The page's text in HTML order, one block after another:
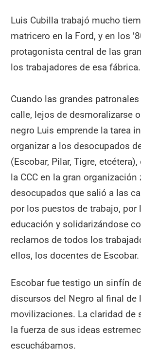
Luis Cubilla trabajó mucho
matricero en la Ford, y en los
protagonista central de las
los trabajadores de esa fábrica.
Cuando las grandes
calle, lejos de desmoralizarse
negro Luis emprende la tarea
organizar a los desocupados
(Escobar, Pilar, Tigre,
la CCC en la gran organización
desocupados que salió a las
por los puestos de trabajo, por
educación y solidarizándose
reclamos de todos los
ellos, los docentes de Escobar.
Escobar fue testigo un sinfín
discursos del Negro al final de
movilizaciones. La claridad de
la fuerza de sus ideas
escuchábamos.